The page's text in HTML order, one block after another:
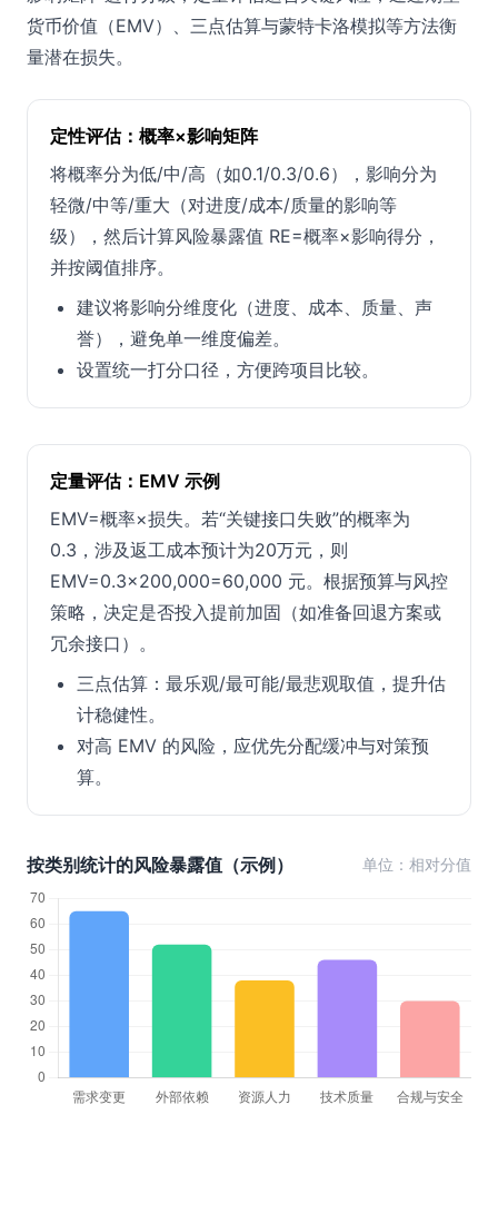
货币价值（EMV）、三点估算与蒙特卡洛模拟等方法衡
量潜在损失。
定性评估：概率×影响矩阵
将概率分为低/中/高（如0.1/0.3/0.6），影响分为
轻微/中等/重大（对进度/成本/质量的影响等
级），然后计算风险暴露值 RE=概率×影响得分，
并按阈值排序。
建议将影响分维度化（进度、成本、质量、声
誉），避免单一维度偏差。
设置统一打分口径，方便跨项目比较。
定量评估：EMV 示例
EMV=概率×损失。若“关键接口失败”的概率为
0.3，涉及返工成本预计为20万元，则
EMV=0.3×200,000=60,000 元。根据预算与风控
策略，决定是否投入提前加固（如准备回退方案或
冗余接口）。
三点估算：最乐观/最可能/最悲观取值，提升估
计稳健性。
对高 EMV 的风险，应优先分配缓冲与对策预
算。
按类别统计的风险暴露值（示例） 单位：相对分值